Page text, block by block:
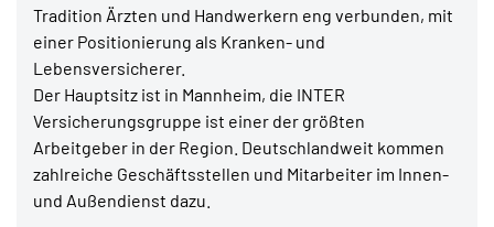
Tradition Ärzten und Handwerkern eng verbunden, mit
einer Positionierung als Kranken- und
Lebensversicherer.
Der Hauptsitz ist in Mannheim, die INTER
Versicherungsgruppe ist einer der größten
Arbeitgeber in der Region. Deutschlandweit kommen
zahlreiche Geschäftsstellen und Mitarbeiter im Innen-
und Außendienst dazu.